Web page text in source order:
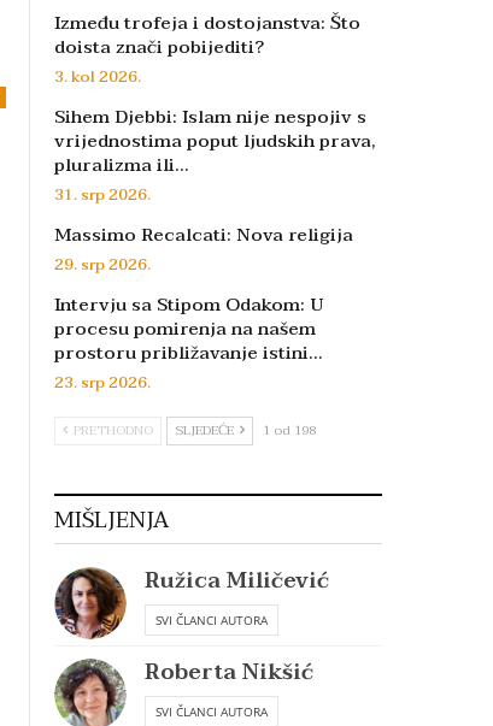
Između trofeja i dostojanstva: Što
doista znači pobijediti?
3. kol 2026.
Sihem Djebbi: Islam nije nespojiv s
vrijednostima poput ljudskih prava,
pluralizma ili…
31. srp 2026.
Massimo Recalcati: Nova religija
29. srp 2026.
Intervju sa Stipom Odakom: U
procesu pomirenja na našem
prostoru približavanje istini…
23. srp 2026.
PRETHODNO SLJEDEĆE 1 od 198
MIŠLJENJA
Ružica Miličević
SVI ČLANCI AUTORA
Roberta Nikšić
SVI ČLANCI AUTORA